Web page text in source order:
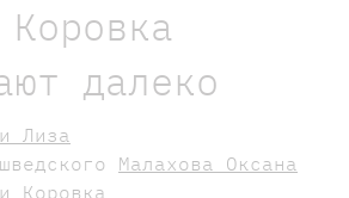
далеко
Лиза
Малахова Оксана
Коровка